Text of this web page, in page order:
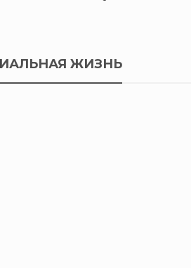
ЖИЗНЬ